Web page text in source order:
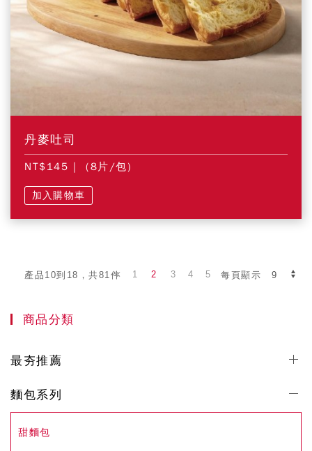
丹麥吐司
NT$145 | (8片/包)
加入購物車
產品10到18，共81件 每頁顯示
1 2 3 4 5
商品分類
最夯推薦
麵包系列
甜麵包